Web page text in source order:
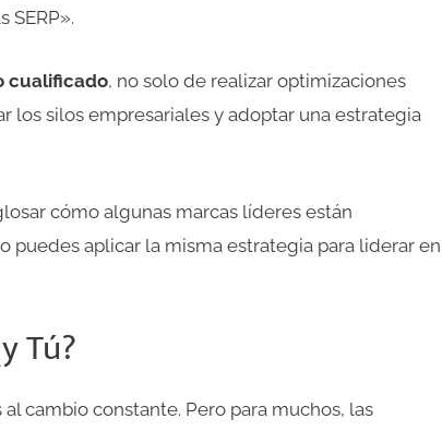
SERP».
cualificado, no solo de realizar optimizaciones
los silos empresariales y adoptar una estrategia
cómo algunas marcas líderes están
aplicar la misma estrategia para liderar en
Tú?
cambio constante. Pero para muchos, las